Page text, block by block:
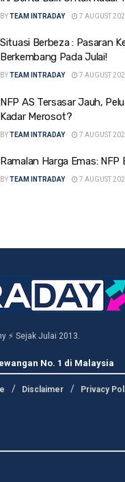
BYTEAM INTRADAY 7 AUGUST
Situasi Berbeza : Pasaran
Berkembang Pada Julai!
BYTEAM INTRADAY 7 AUGUST
NFP AS Tersasar Jauh,
Kadar Merosot?
BYTEAM INTRADAY 7 AUGUST
Ramalan Harga Emas: NFP
BYTEAM INTRADAY 7 AUGUST
⚡ Sejak Julai 2013.
No. 1 di Malaysia
Disclaimer
Privacy